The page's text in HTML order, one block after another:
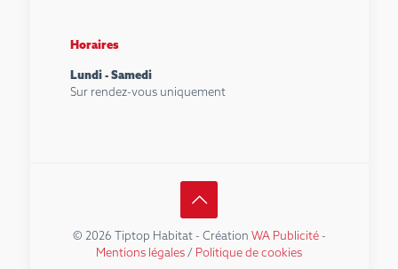
Horaires
Lundi - Samedi
Sur rendez-vous uniquement
© 2026 Tiptop Habitat - Création WA Publicité-
Mentions légales/ Politique de cookies